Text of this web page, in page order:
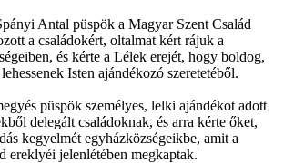
Antal püspök a Magyar Szent Család
a családokért, oltalmat kért rájuk a
és kérte a Lélek erejét, hogy boldog,
Isten ajándékozó szeretetéből.
püspök személyes, lelki ajándékot adott
delegált családoknak, és arra kérte őket,
kegyelmét egyházközségeikbe, amit a
ereklyéi jelenlétében megkaptak.